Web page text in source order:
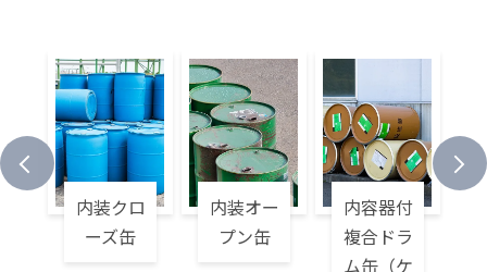
内装クロ
ーズ缶
内装オー
プン缶
内容器付
複合ドラ
ム缶（ケ